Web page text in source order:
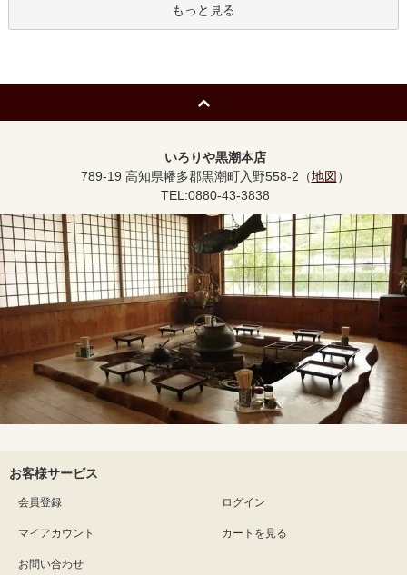
もっと見る
いろりや黒潮本店
789-19 高知県幡多郡黒潮町入野558-2（地図 ）
TEL:0880-43-3838
お客様サービス
会員登録 ログイン
マイアカウント カートを見る
お問い合わせ